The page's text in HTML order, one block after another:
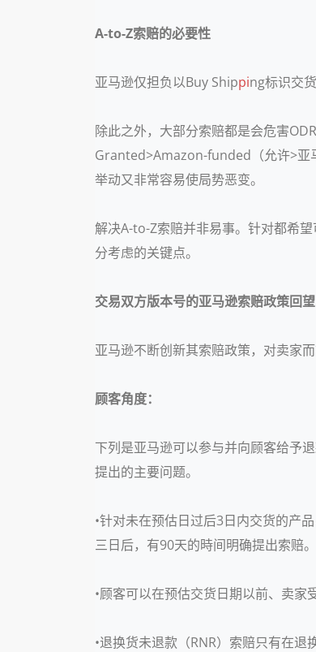
A-to-Z索赔的必要性
亚马逊仅担负以Buy Shipping标识交
除此之外，大部分索赔都是会危害
Granted>Amazon-funded（允许>亚
举动又非常容易使局势恶变。
解决A-to-Z索赔并非易事。针对都希望
分考虑的关键点。
交易双方版本号的亚马逊索赔政策回望
亚马逊不断创新其索赔政策，对卖家
顾客角度：
下列是亚马逊可以参与并向顾客给予
提出的主要问题。
•针对未在预估日过后3日内交货的产
三日后，有90天的時间明确提出索赔。
•顾客可以在预估交货日期以前、卖家
•退换货未退款（RNR）索赔只有在